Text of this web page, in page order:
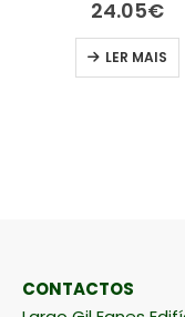
24.05€
LER MAIS
CONTACTOS